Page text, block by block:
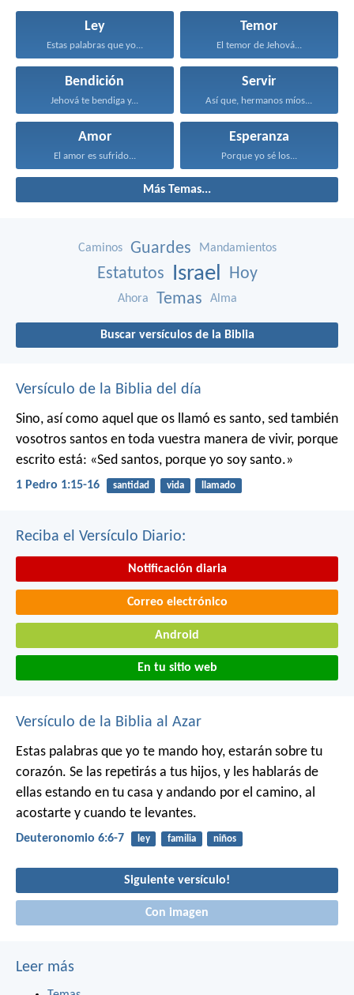
Ley
Estas palabras que yo...
Temor
El temor de Jehová...
Bendición
Jehová te bendiga y...
Servir
Así que, hermanos míos...
Amor
El amor es sufrido...
Esperanza
Porque yo sé los...
Más Temas...
Caminos Guardes Mandamientos
Estatutos Israel Hoy
Ahora Temas Alma
Buscar versículos de la Biblia
Versículo de la Biblia del día
Sino, así como aquel que os llamó es santo, sed también
vosotros santos en toda vuestra manera de vivir, porque
escrito está: «Sed santos, porque yo soy santo.»
1 Pedro 1:15-16 santidad vida llamado
Reciba el Versículo Diario:
Notificación diaria
Correo electrónico
Android
En tu sitio web
Versículo de la Biblia al Azar
Estas palabras que yo te mando hoy, estarán sobre tu
corazón. Se las repetirás a tus hijos, y les hablarás de
ellas estando en tu casa y andando por el camino, al
acostarte y cuando te levantes.
Deuteronomio 6:6-7 ley familia niños
Siguiente versículo!
Con imagen
Leer más